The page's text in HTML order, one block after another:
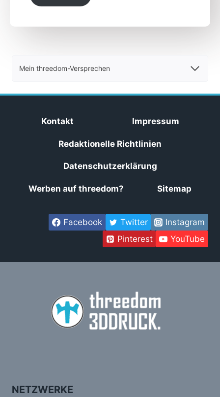
Mein threedom-Versprechen
Kontakt Impressum
Redaktionelle Richtlinien
Datenschutzerklärung
Werben auf threedom? Sitemap
Facebook Twitter
Instagram
Pinterest
YouTube
NETZWERKE